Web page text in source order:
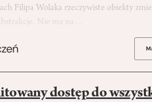
Filipa Wolaka rzeczywiste obiekty
Nie ma na…
dostęp do